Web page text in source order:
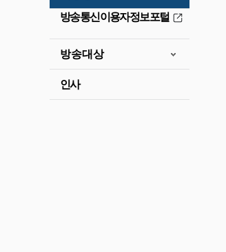
방송통신이용자정보포털
방송대상
인사